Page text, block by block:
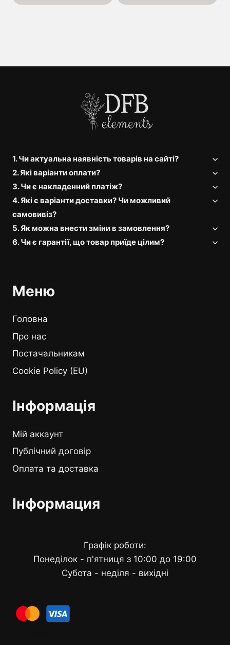
1. Чи актуальна наявність товарів на сайті?
2. Які варіанти оплати?
3. Чи є накладенний платіж?
4. Які є варіанти доставки? Чи можливий
самовивіз?
5. Як можна внести зміни в замовлення?
6. Чи є гарантії, що товар приїде цілим?
Меню
Головна
Про нас
Постачальникам
Cookie Policy (EU)
Інформація
Мій аккаунт
Публічний договір
Оплата та доставка
Інформация
Графік роботи:
Понеділок - п'ятниця з 10:00 до 19:00
Субота - неділя - вихідні